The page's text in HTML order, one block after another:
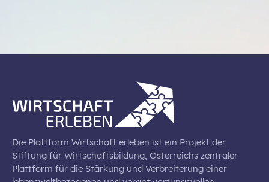
Die Plattform Wirtschaft erleben ist ein Projekt der
Stiftung für Wirtschaftsbildung, Österreichs zentraler
Plattform für die Stärkung und Verbreiterung einer